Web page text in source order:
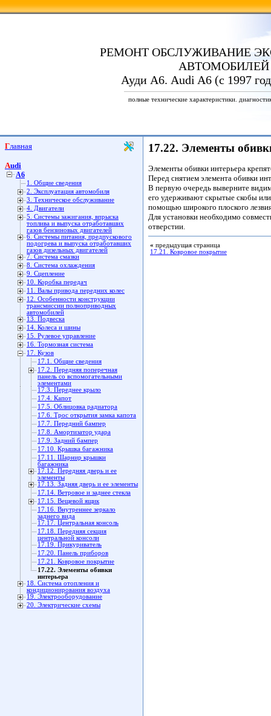
РЕМОНТ ОБСЛУЖИВАНИЕ
АВТОМОБИЛЕЙ
Ауди А6. Audi A6 (с 1997
полные технические характеристики.
Главная
Audi
A6
1. Общие сведения
2. Эксплуатация автомобиля
3. Техническое обслуживание
4. Двигатели
5. Системы зажигания, впрыска
топлива и выпуска отработавших
газов бензиновых двигателей
6. Системы питания, предпускового
подогрева и выпуска отработавших
газов дизельных двигателей
7. Система смазки
8. Система охлаждения
9. Сцепление
10. Коробка передач
11. Валы привода передних колес
12. Особенности конструкции
трансмиссии полноприводных
автомобилей
13. Подвеска
14. Колеса и шины
15. Рулевое управление
16. Тормозная система
17. Кузов
17.1. Общие сведения
17.2. Передняя поперечная
панель со вспомогательными
элементами
17.3. Переднее крыло
17.4. Капот
17.5. Облицовка радиатора
17.6. Трос открытия замка капота
17.7. Передний бампер
17.8. Амортизатор удара
17.9. Задний бампер
17.10. Крышка багажника
17.11. Шарнир крышки
багажника
17.12. Передняя дверь и ее
элементы
17.13. Задняя дверь и ее элементы
17.14. Ветровое и заднее стекла
17.15. Вещевой ящик
17.16. Внутреннее зеркало
заднего вида
17.17. Центральная консоль
17.18. Передняя секция
центральной консоли
17.19. Прикуриватель
17.20. Панель приборов
17.21. Ковровое покрытие
17.22. Элементы обивки
интерьера
18. Система отопления и
кондиционирования воздуха
19. Электрооборудование
20. Электрические схемы
17.22. Элементы
Элементы обивки интерьера
Перед снятием элемента обивки
В первую очередь выверните
его удерживают скрытые скобы
помощью широкого плоского
Для установки необходимо
отверстии.
« предыдущая страница
17.21. Ковровое покрытие